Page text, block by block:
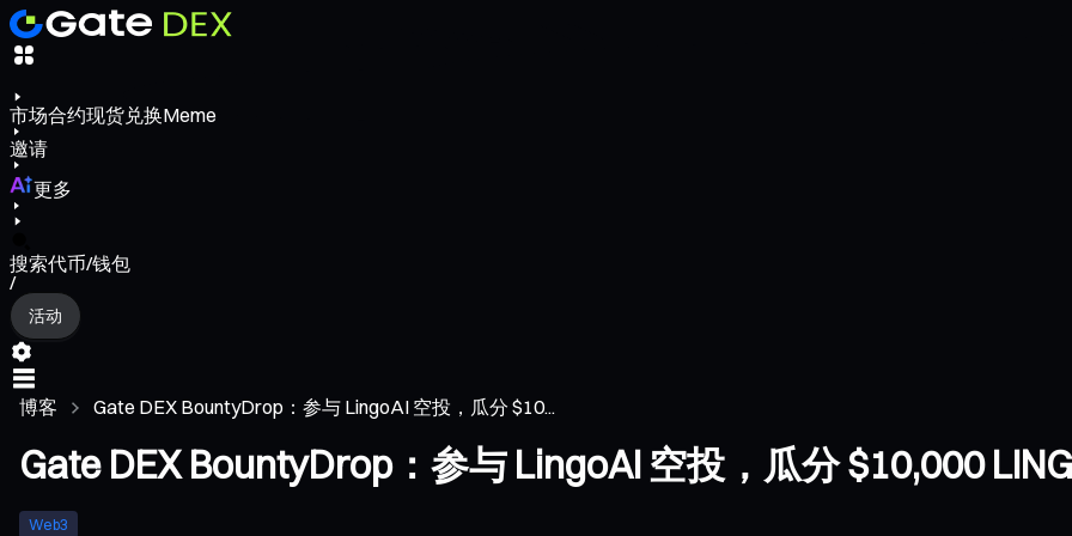
市场合约现货兑换Meme
邀请
更多
搜索代币/钱包
/
活动
博客 Gate DEX BountyDrop：参与 LingoAI 空投，瓜分 $10...
Gate DEX BountyDrop：参与 LingoAI 空投，瓜分 $10,000
Web3